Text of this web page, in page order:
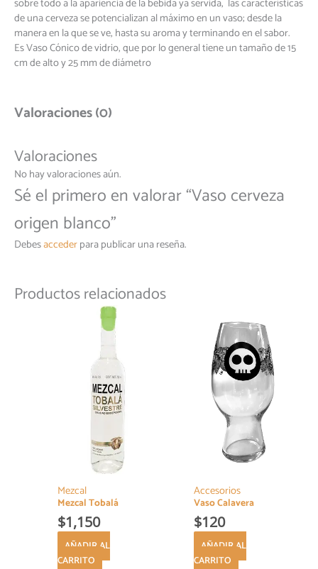
de una cerveza se potencializan al máximo en un vaso; desde la
manera en la que se ve, hasta su aroma y terminando en el sabor.
Es Vaso Cónico de vidrio, que por lo general tiene un tamaño de 15
cm de alto y 25 mm de diámetro
Valoraciones (0)
Valoraciones
No hay valoraciones aún.
Sé el primero en valorar “Vaso cerveza
origen blanco”
Debesaccederpara publicar una reseña.
Productos relacionados
Mezcal
Mezcal Tobalá
$1,150
AÑADIR AL
CARRITO
Accesorios
Vaso Calavera
$120
AÑADIR AL
CARRITO